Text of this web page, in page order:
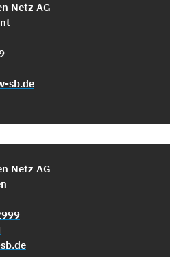
Netz AG
sb.de
Netz AG